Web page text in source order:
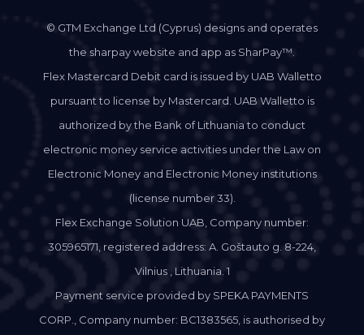
© GTM Exchange Ltd (Cyprus) designs and operates
the sharpay website and app as SharPay™.
Flex Mastercard Debit card is issued by UAB Walletto
pursuant to license by Mastercard. UAB Walletto is
authorized by the Bank of Lithuania to conduct
electronic money service activities under the Law on
Electronic Money and Electronic Money institutions
(license number 33).
Flex Exchange Solution UAB, Company number:
305965171, registered address: A. Goštauto g. 8-224,
Vilnius , Lithuania. 1
Payment service provided by SPEKA PAYMENTS
CORP., Company number: BC1383565, is authorised by